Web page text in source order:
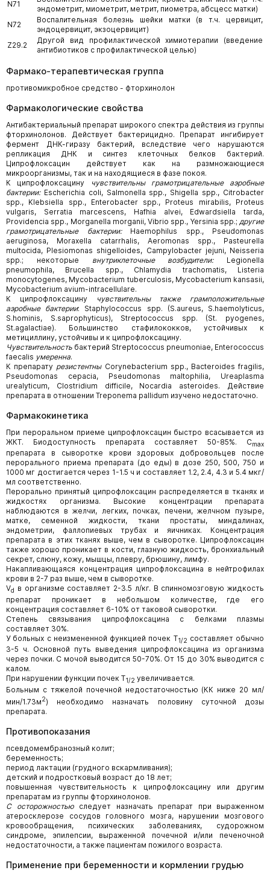
N71
эндометрит, миометрит, метрит, пиометра, абсцесс матки)
N72
Воспалительная болезнь шейки матки (в т.ч. цервицит,
эндоцервицит, экзоцервицит)
Z29.2
Другой вид профилактической химиотерапии (введение
антибиотиков с профилактической целью)
Фармако-терапевтическая группа
противомикробное средство - фторхинолон
Фармакологические свойства
Антибактериальный препарат широкого спектра действия из группы
фторхинолонов. Действует бактерицидно. Препарат ингибирует
фермент ДНК-гиразу бактерий, вследствие чего нарушаются
репликация ДНК и синтез клеточных белков бактерий.
Ципрофлоксацин действует как на размножающиеся
микроорганизмы, так и на находящиеся в фазе покоя.
К ципрофлоксацину
чувствительны грамотрицательные аэробные
бактерии:Escherichia coli, Salmonella spp., Shigella spp., Citrobacter
spp., Klebsiella spp., Enterobacter spp., Proteus mirabilis, Proteus
vulgaris, Serratia marcescens, Hafhia alvei, Edwardsiella tarda,
Providencia spp., Morganella morganii, Vibrio spp., Yersinia spp.; другие
грамотрицательные бактерии:Haemophilus spp., Pseudomonas
aeruginosa, Moraxella catarrhalis, Aeromonas spp., Pasteurella
multocida, Plesiomonas shigelloides, Campylobacter jejuni, Neisseria
spp.; некоторые внутриклеточные возбудители:Legionella
pneumophila, Brucella spp., Chlamydia trachomatis, Listeria
monocytogenes, Mycobacterium tuberculosis, Mycobacterium kansasii,
Mycobacterium avium-intracellulare.
К ципрофлоксацину
чувствительны также грамположительные
аэробные бактерии: Staphylococcus spp. (S.aureus, S.haemolyticus,
S.hominis, S.saprophyticus), Streptococcus spp. (St. pyogenes,
St.agalactiae). Большинство стафилококков, устойчивых к
метициллину, устойчивы и к ципрофлоксацину.
Чувствительность бактерий Streptococcus pneumoniae, Enterococcus
faecalis умеренна.
К препарату резистентныCorynebacterium spp., Bacteroides fragilis,
Pseudomonas cepacia, Pseudomonas maltophilia, Ureaplasma
urealyticum, Clostridium difficile, Nocardia asteroides. Действие
препарата в отношении Treponema pallidum изучено недостаточно.
Фармакокинетика
При пероральном приеме ципрофлоксацин быстро всасывается из
ЖКТ. Биодоступность препарата составляет 50-85%. Cmax
препарата в сыворотке крови здоровых добровольцев после
перорального приема препарата (до еды) в дозе 250, 500, 750 и
1000 мг достигается через 1-1.5 ч и составляет 1.2, 2.4, 4.3 и 5.4 мкг/
мл соответственно.
Перорально принятый ципрофлоксацин распределяется в тканях и
жидкостях организма. Высокие концентрации препарата
наблюдаются в желчи, легких, почках, печени, желчном пузыре,
матке, семенной жидкости, ткани простаты, миндалинах,
эндометрии, фаллопиевых трубах и яичниках. Концентрация
препарата в этих тканях выше, чем в сыворотке. Ципрофлоксацин
также хорошо проникает в кости, глазную жидкость, бронхиальный
секрет, слюну, кожу, мышцы, плевру, брюшину, лимфу.
Накапливающаяся концентрация ципрофлоксацина в нейтрофилах
крови в 2-7 раз выше, чем в сыворотке.
Vd в организме составляет 2-3.5 л/кг. В спинномозговую жидкость
препарат проникает в небольшом количестве, где его
концентрация составляет 6-10% от таковой сыворотки.
Степень связывания ципрофлоксацина с белками плазмы
составляет 30%.
У больных с неизмененной функцией почек T1/2 составляет обычно
3-5 ч. Основной путь выведения ципрофлоксацина из организма
через почки. С мочой выводится 50-70%. От 15 до 30% выводится с
калом.
При нарушении функции почек T1/2 увеличивается.
Больным с тяжелой почечной недостаточностью (КК ниже 20 мл/
мин/1.73м2) необходимо назначать половину суточной дозы
препарата.
Противопоказания
псевдомембранозный колит;
беременность;
период лактации (грудного вскармливания);
детский и подростковый возраст до 18 лет;
повышенная чувствительность к ципрофлоксацину или другим
препаратам из группы фторхинолонов.
С осторожностьюследует назначать препарат при выраженном
атеросклерозе сосудов головного мозга, нарушении мозгового
кровообращения, психических заболеваниях, судорожном
синдроме, эпилепсии, выраженной почечной и/или печеночной
недостаточности, а также пациентам пожилого возраста.
Применение при беременности и кормлении грудью